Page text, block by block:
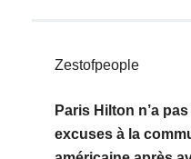
Zestofpeople
Paris Hilton n’a
excuses à la